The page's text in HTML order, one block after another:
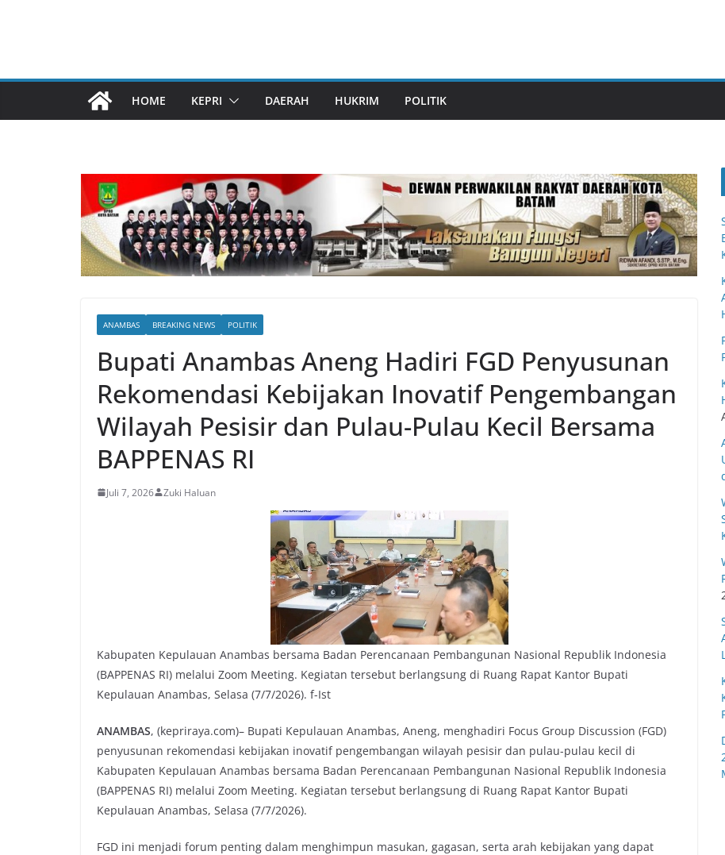
HOME KEPRI DAERAH HUKRIM POLITIK
ANAMBAS BREAKING NEWS POLITIK
Bupati Anambas Aneng Hadiri FGD Penyusunan
Rekomendasi Kebijakan Inovatif Pengembangan
Wilayah Pesisir dan Pulau-Pulau Kecil Bersama
BAPPENAS RI
Juli 7, 2026 Zuki Haluan
Kabupaten Kepulauan Anambas bersama Badan Perencanaan Pembangunan Nasional Republik Indonesia
(BAPPENAS RI) melalui Zoom Meeting. Kegiatan tersebut berlangsung di Ruang Rapat Kantor Bupati
Kepulauan Anambas, Selasa (7/7/2026). f-Ist
ANAMBAS, (kepriraya.com)– Bupati Kepulauan Anambas, Aneng, menghadiri Focus Group Discussion (FGD)
penyusunan rekomendasi kebijakan inovatif pengembangan wilayah pesisir dan pulau-pulau kecil di
Kabupaten Kepulauan Anambas bersama Badan Perencanaan Pembangunan Nasional Republik Indonesia
(BAPPENAS RI) melalui Zoom Meeting. Kegiatan tersebut berlangsung di Ruang Rapat Kantor Bupati
Kepulauan Anambas, Selasa (7/7/2026).
FGD ini menjadi forum penting dalam menghimpun masukan, gagasan, serta arah kebijakan yang dapat